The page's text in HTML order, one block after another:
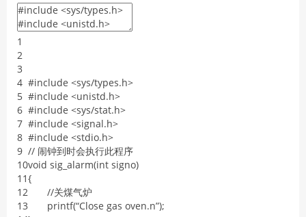
1
2
3
4
5
6
7
8
9
10
11
12
13
#include <sys/types.h>
#include <unistd.h>
#include <sys/stat.h>
#include <signal.h>
#include <stdio.h>
// 闹钟到时会执行此程序
void sig_alarm(int signo)
{
//关煤气炉
printf(“Close gas oven.n”);